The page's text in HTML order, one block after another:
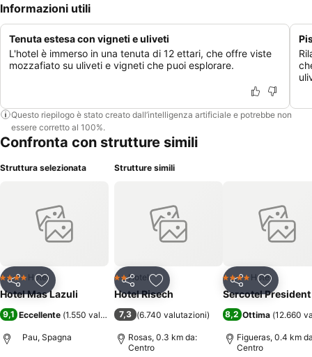
Informazioni utili
Tenuta estesa con vigneti e uliveti
L'hotel è immerso in una tenuta di 12 ettari, che offre viste
mozzafiato su uliveti e vigneti che puoi esplorare.
Questo riepilogo è stato creato dall’intelligenza artificiale e potrebbe non
essere corretto al 100%.
Confronta con strutture simili
Struttura selezionata
CondividiAggiungi ai preferiti
4 StelleHotel
Hotel Mas Lazuli
9,1 Eccellente (1.550 valutazioni
Pau, Spagna
Strutture simili
CondividiAggiungi ai preferiti
2 Stelle
Hotel
Hotel Risech
7,3 (6.740 valutazioni)
Rosas, 0.3 km da:
Centro
Condividi
4 StelleHotel
Sercotel President
8,2 Ottima (12.660
Figueras, 0.4 km
Centro